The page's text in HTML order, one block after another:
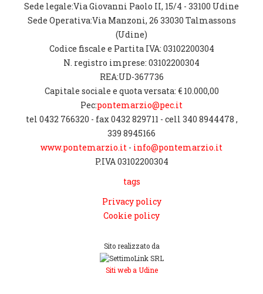
Sede legale:Via Giovanni Paolo II, 15/4 - 33100 Udine
Sede Operativa:Via Manzoni, 26 33030 Talmassons
(Udine)
Codice fiscale e Partita IVA: 03102200304
N. registro imprese: 03102200304
REA:UD-367736
Capitale sociale e quota versata: € 10.000,00
Pec:pontemarzio@pec.it
tel 0432 766320 - fax 0432 829711 - cell 340 8944478 ,
339 8945166
www.pontemarzio.it - info@pontemarzio.it
P.IVA 03102200304
tags
Privacy policy
Cookie policy
Sito realizzato da
Siti web a Udine